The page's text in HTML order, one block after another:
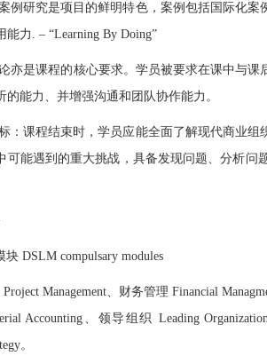
例研究是项目的鲜明特色，案例包括国际化
能力. – “Learning By Doing”
亦是课程的核心要求。学员被要求在课中与
的能力、并增强沟通和团队协作能力。
：课程结束时，学员应能全面了解现代商业
可能遇到的重大挑战，具备发现问题、分析问
块 DSLM compulsary modules
Management、财务管理 Financial
Accounting、领导组织 Leading
。